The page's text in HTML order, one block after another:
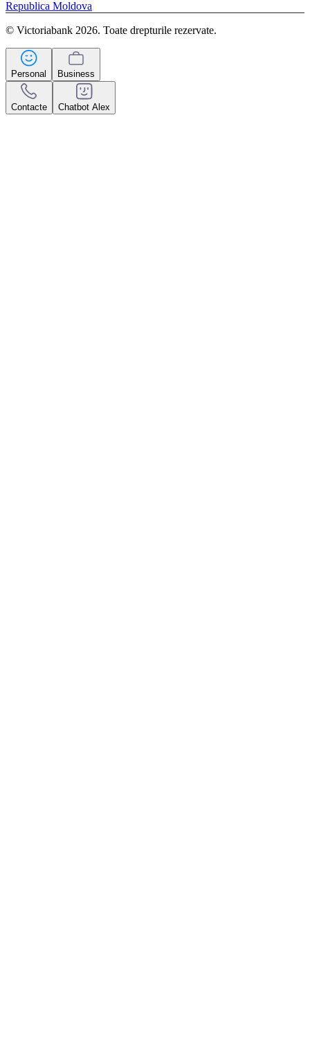
Republica Moldova
© Victoriabank 2026. Toate drepturile rezervate.
Personal Business
Contacte Chatbot Alex